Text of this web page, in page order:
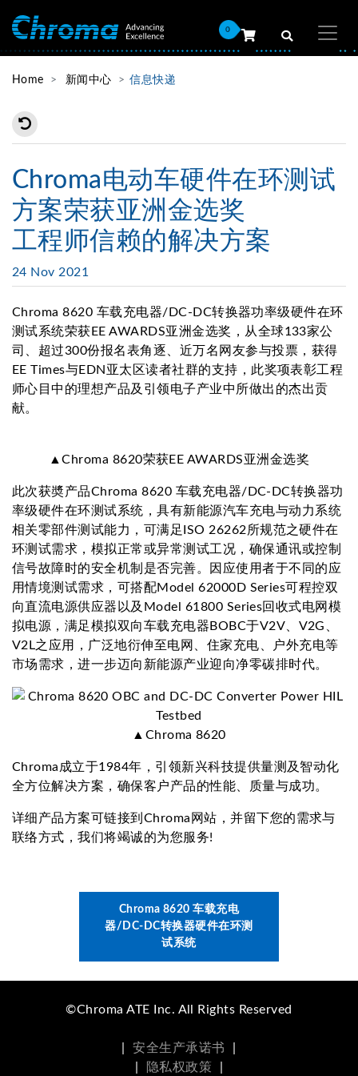
0
Home 新闻中心 信息快递
Chroma电动车硬件在环测试
方案荣获亚洲金选奖
工程师信赖的解决方案
24 Nov 2021
Chroma 8620 车载充电器/DC-DC转换器功率级硬件在环
测试系统荣获EE AWARDS亚洲金选奖，从全球133家公
司、超过300份报名表角逐、近万名网友参与投票，获得
EE Times与EDN亚太区读者社群的支持，此奖项表彰工程
师心目中的理想产品及引领电子产业中所做出的杰出贡
献。
▲Chroma 8620荣获EE AWARDS亚洲金选奖
此次获奬产品Chroma 8620 车载充电器/DC-DC转换器功
率级硬件在环测试系统，具有新能源汽车充电与动力系统
相关零部件测试能力，可满足ISO 26262所规范之硬件在
环测试需求，模拟正常或异常测试工况，确保通讯或控制
信号故障时的安全机制是否完善。因应使用者于不同的应
用情境测试需求，可搭配Model 62000D Series可程控双
向直流电源供应器以及Model 61800 Series回收式电网模
拟电源，满足模拟双向车载充电器BOBC于V2V、V2G、
V2L之应用，广泛地衍伸至电网、住家充电、户外充电等
市场需求，进一步迈向新能源产业迎向净零碳排时代。
▲Chroma 8620
Chroma成立于1984年，引领新兴科技提供量测及智动化
全方位解决方案，确保客户产品的性能、质量与成功。
详细产品方案可链接到Chroma网站，并留下您的需求与
联络方式，我们将竭诚的为您服务!
Chroma 8620 车载充电
器/DC-DC转换器硬件在环测
试系统
©Chroma ATE Inc. All Rights Reserved
安全生产承诺书
隐私权政策